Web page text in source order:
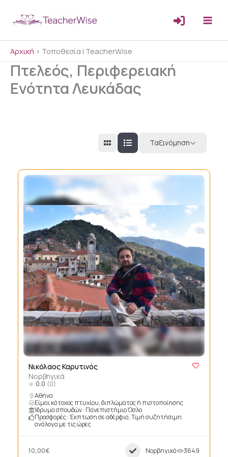
Αρχική > Τοποθεσία | TeacherWise
Πτελεός, Περιφερειακή
Ενότητα Λευκάδας
Ταξινόμηση
Νικόλαος Καρυτινός
Νορβηγικά
0.0 (0)
Αθήνα
Είμαι κάτοχος πτυχίου, διπλώματος ή πιστοποίησης
Ίδρυμα σπουδών : Πανεπιστήμιο Όσλο
Προσφορές : Έκπτωση σε αδέρφια, Τιμή συζητήσιμη
ανάλογα με τις ώρες
10,00€ Νορβηγικά 3649